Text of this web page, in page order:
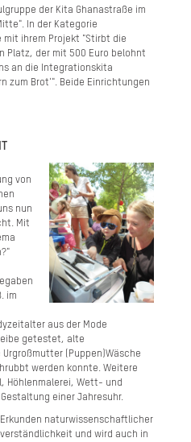
der Kita Ghanastraße im
In der Kategorie
ihrem Projekt "Stirbt die
Platz, der mit 500 Euro belohnt
an die Integrationskita
zum Brot'". Beide Einrichtungen
von
nun
Mit
im
aus der Mode
getestet, alte
(Puppen)Wäsche
werden konnte. Weitere
Höhlenmalerei, Wett- und
einer Jahresuhr.
naturwissenschaftlicher
und wird auch in